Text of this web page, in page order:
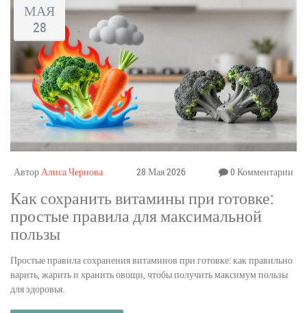
МАЯ
28
АвторАлиса Чернова 28 Мая 2026 0 Комментарии
Как сохранить витамины при готовке:
простые правила для максимальной
пользы
Простые правила сохранения витаминов при готовке: как правильно
варить, жарить и хранить овощи, чтобы получить максимум пользы
для здоровья.